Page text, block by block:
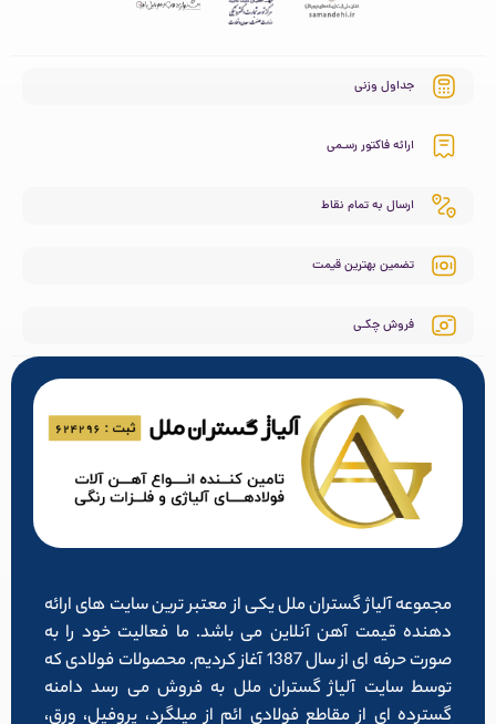
جداول وزنی
ارائه فاکتور رسـمی
ارسال به تمام نقاط
تضمین بهترین قیمت
فروش چکـی
مجموعه آلیاژ گستران ملل یکی از معتبر ترین سایت های ارائه
دهنده قیمت آهن آنلاین می باشد. ما فعالیت خود را به
صورت حرفه ای از سال 1387 آغاز کردیم. محصولات فولادی که
توسط سایت آلیاژ گستران ملل به فروش می رسد دامنه
گسترده ای از مقاطع فولادی ائم از میلگرد، پروفیل، ورق،